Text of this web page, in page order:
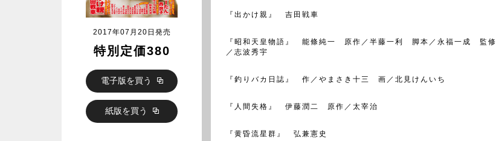
2017年07月20日発売
特別定価380
電子版を買う
紙版を買う
『出かけ親』 吉田戦車
『昭和天皇物語』 能條純一 原作／半藤一利 脚本／永福一成 監修
／志波秀宇
『釣りバカ日誌』 作／やまさき十三 画／北見けんいち
『人間失格』 伊藤潤二 原作／太宰治
『黄昏流星群』 弘兼憲史